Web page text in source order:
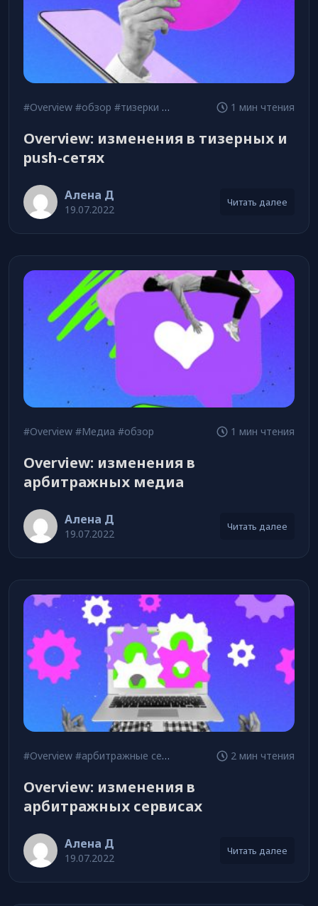
#Overview #обзор #тизерки и пуши 1 мин чтения
Overview: изменения в тизерных и
push-сетях
Алена Д
19.07.2022
Читать далее
#Overview #Медиа #обзор 1 мин чтения
Overview: изменения в
арбитражных медиа
Алена Д
19.07.2022
Читать далее
#Overview #арбитражные сервисы #обзор 2 мин чтения
Overview: изменения в
арбитражных сервисах
Алена Д
19.07.2022
Читать далее